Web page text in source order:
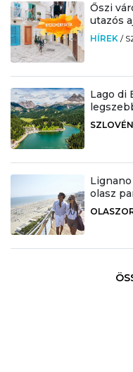
Őszi
utazós
HÍREK /
Lago di
olasz